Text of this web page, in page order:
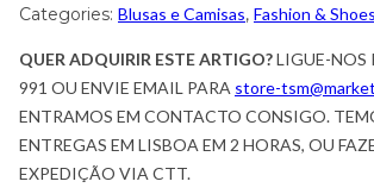
Categories: Blusas e Camisas, Fashion & Shoes
QUER ADQUIRIR ESTE ARTIGO?LIGUE-NOS
991 OU ENVIE EMAIL PARA store-
ENTRAMOS EM CONTACTO CONSIGO.
ENTREGAS EM LISBOA EM 2 HORAS, OU
EXPEDIÇÃO VIA CTT.